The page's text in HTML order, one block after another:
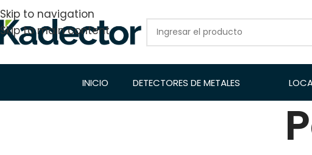
Skip to navigation
Skip to main content
INICIO DETECTORES DE METALES